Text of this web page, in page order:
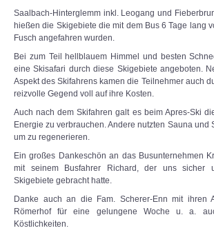
Saalbach-Hinterglemm inkl. Leogang und
hießen die Skigebiete die mit dem Bus 6 Tage lang
Fusch angefahren wurden.
Bei zum Teil hellblauem Himmel und besten
eine Skisafari durch diese Skigebiete angeboten.
Aspekt des Skifahrens kamen die Teilnehmer auch
reizvolle Gegend voll auf ihre Kosten.
Auch nach dem Skifahren galt es beim Apres-Ski
Energie zu verbrauchen. Andere nutzten Sauna und
um zu regenerieren.
Ein großes Dankeschön an das Busunternehmen
mit seinem Busfahrer Richard, der uns sicher
Skigebiete gebracht hatte.
Danke auch an die Fam. Scherer-Enn mit ihren
Römerhof für eine gelungene Woche u. a.
Köstlichkeiten.